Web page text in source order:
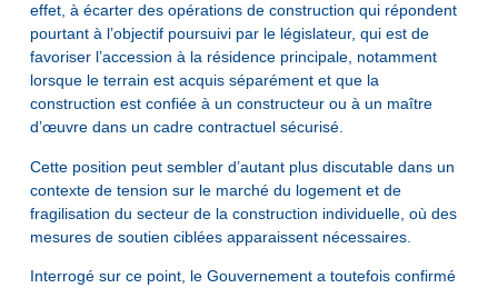
effet, à écarter des opérations de construction qui répondent
pourtant à l’objectif poursuivi par le législateur, qui est de
favoriser l’accession à la résidence principale, notamment
lorsque le terrain est acquis séparément et que la
construction est confiée à un constructeur ou à un maître
d’œuvre dans un cadre contractuel sécurisé.
Cette position peut sembler d’autant plus discutable dans un
contexte de tension sur le marché du logement et de
fragilisation du secteur de la construction individuelle, où des
mesures de soutien ciblées apparaissent nécessaires.
Interrogé sur ce point, le Gouvernement a toutefois confirmé